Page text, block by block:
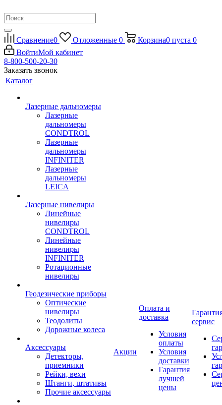
Сравнение0 Отложенные 0 Корзина0 пуста 0
ВойтиМой кабинет
8-800-500-20-30
Заказать звонок
Каталог
Лазерные дальномеры
Лазерные
дальномеры
CONDTROL
Лазерные
дальномеры
INFINITER
Лазерные
дальномеры
LEICA
Лазерные нивелиры
Линейные
нивелиры
CONDTROL
Линейные
нивелиры
INFINITER
Ротационные
нивелиры
Геодезические приборы
Оптические
нивелиры
Теодолиты
Дорожные колеса
Аксессуары
Детекторы,
приемники
Рейки, вехи
Штанги, штативы
Прочие аксессуары
Акции
Оплата и
доставка
Условия
оплаты
Условия
доставки
Гарантия
лучшей
цены
сервис